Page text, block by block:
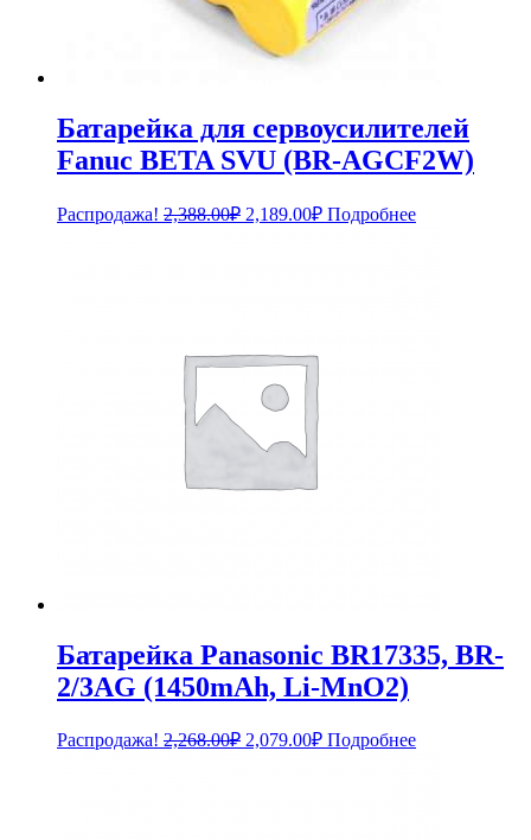
Батарейка для сервоусилителей
Fanuc BETA SVU (BR-AGCF2W)
Распродажа! 2,388.00₽ Первоначальная
2,189.00₽Текущая
цена:
Подробнее
Батарейка Panasonic BR17335, BR-
2/3AG (1450mAh, Li-MnO2)
Распродажа! 2,268.00₽ Первоначальная
2,079.00₽Текущая
Подробнее